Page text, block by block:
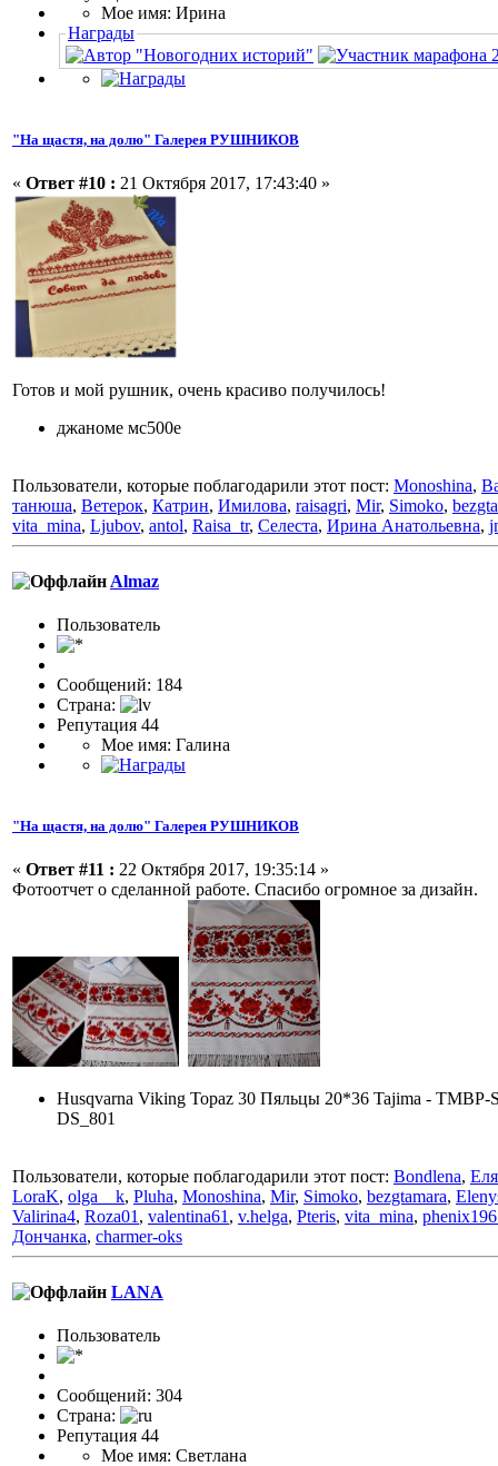
Мое имя: Ирина
Награды
"На щастя, на долю" Галерея РУШНИКОВ
« Ответ #10 : 21 Октября 2017, 17:43:40 »
Готов и мой рушник, очень красиво получилось!
джаноме мс500е
Пользователи, которые поблагодарили этот пост: Monoshina,
танюша, Ветерок, Катрин, Имилова, raisagri, Mir, Simoko,
vita_mina, Ljubov, antol, Raisa_tr, Селеста, Ирина Анатольевна,
Almaz
Пользовaтeль
Сообщений: 184
Страна:
Репутация 44
Мое имя: Галина
"На щастя, на долю" Галерея РУШНИКОВ
« Ответ #11 : 22 Октября 2017, 19:35:14 »
Фотоотчет о сделанной работе. Спасибо огромное за дизайн.
Husqvarna Viking Topaz 30 Пяльцы 20*36 Tajima -
DS_801
Пользователи, которые поблагодарили этот пост: Bondlena, Еля
LoraK, olga__k, Pluha, Monoshina, Mir, Simoko, bezgtamara,
Valirina4, Roza01 , valentina61 , v.helga, Pteris, vita_mina,
Дончанка, charmer-oks
LANA
Пользовaтeль
Сообщений: 304
Страна:
Репутация 44
Мое имя: Светлана